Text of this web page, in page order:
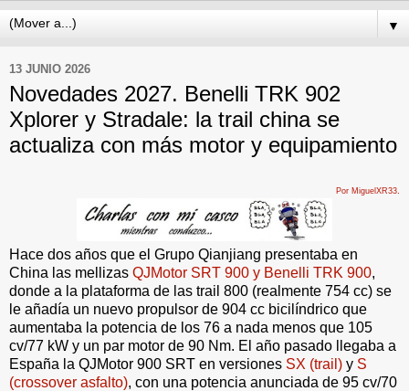
▼
13 JUNIO 2026
Novedades 2027. Benelli TRK 902
Xplorer y Stradale: la trail china se
actualiza con más motor y equipamiento
Por MiguelXR33
Hace dos años que el Grupo Qianjiang presentaba en
China las mellizas QJMotor SRT 900 y Benelli TRK 900,
donde a la plataforma de las trail 800 (realmente 754 cc) se
le añadía un nuevo propulsor de 904 cc bicilíndrico que
aumentaba la potencia de los 76 a nada menos que 105
cv/77 kW y un par motor de 90 Nm. El año pasado llegaba a
España la QJMotor 900 SRT en versiones SX (trail) y S
(crossover asfalto), con una potencia anunciada de 95 cv/70